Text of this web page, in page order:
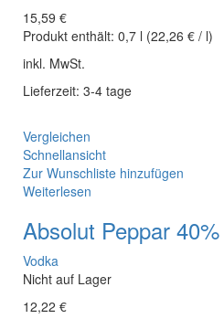
15,59 €
Produkt enthält: 0,7 l (22,26 € / l)
inkl. MwSt.
Lieferzeit: 3-4 tage
Vergleichen
Schnellansicht
Zur Wunschliste hinzufügen
Weiterlesen
Absolut Peppar
Vodka
Nicht auf Lager
12,22 €